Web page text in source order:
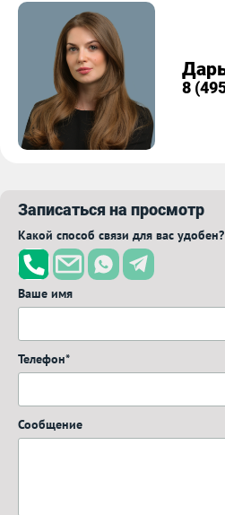
8
Записаться на просмотр
Какой способ связи для вас удобен?
Ваше имя
Телефон*
Сообщение